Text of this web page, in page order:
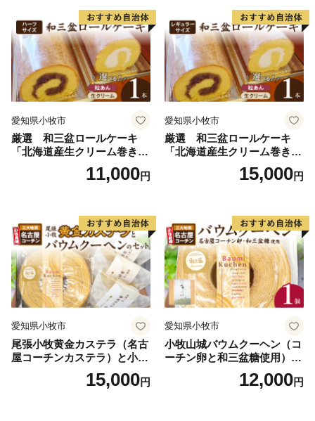
愛知県小牧市
厳選 和三盆ロールケーキ
「北海道産生クリーム巻き」
または「北海道産粒あん巻
き」（サイズ：ハーフ） 和
知県 小牧市 アンプチベアや
ぐま
11,000円
愛知県小牧市
厳選 和三盆ロールケーキ
「北海道産生クリーム巻き」
または「北海道産粒あん巻
き」（サイズ：レギュラー）
凍 愛知県 小牧市 アンプチベ
アやぐま
15,000円
愛知県小牧市
尾張小牧黄金カステラ（名古
屋コーチンカステラ）と小牧
山城バウムクーヘン（コーチ
ン卵と和三盆糖使用）のセッ
15,000円
愛知県小牧市
小牧山城バウムクーヘン（コ
ーチン卵と和三盆糖使用）
名古屋コーチン バームクー
ヘン 和三盆 小牧銘菓 バウム
12,000円